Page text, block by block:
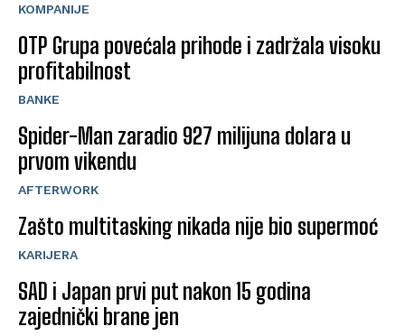
KOMPANIJE
OTP Grupa povećala prihode i zadržala visoku
profitabilnost
BANKE
Spider-Man zaradio 927 milijuna dolara u
prvom vikendu
AFTERWORK
Zašto multitasking nikada nije bio supermoć
KARIJERA
SAD i Japan prvi put nakon 15 godina
zajednički brane jen